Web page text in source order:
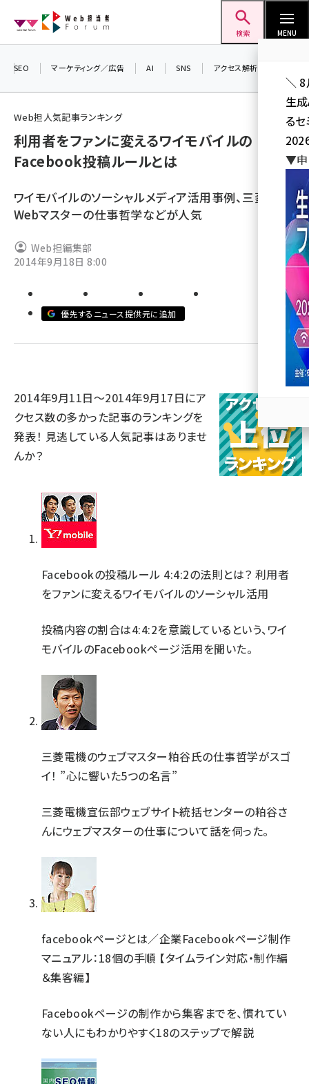
ン
検索 MENU
seo (3538)
youtube (2444)
セミナー (2315)
meo (1281)
SEO マーケティング／広告 AI SNS アクセス解析／データ分析
Web担人気記事ランキング
利用者をファンに変えるワイモバイルの
Facebook投稿ルールとは
ワイモバイルのソーシャルメディア活用事例、三菱電機
Webマスターの仕事哲学などが人気
Web担編集部
2014年9月18日 8:00
優先するニュース提供元に追加
2014年9月11日～2014年9月17日にア
クセス数の多かった記事のランキングを
発表！ 見逃している人気記事はありませ
んか？
Facebookの投稿ルール 4:4:2の法則とは？ 利用者
をファンに変えるワイモバイルのソーシャル活用
投稿内容の割合は4:4:2を意識しているという、ワイ
モバイルのFacebookページ活用を聞いた。
三菱電機のウェブマスター粕谷氏の仕事哲学がスゴ
イ！ ”心に響いた5つの名言”
三菱電機宣伝部ウェブサイト統括センターの粕谷さ
んにウェブマスターの仕事について話を伺った。
facebookページとは／企業Facebookページ制作
マニュアル：18個の手順 【タイムライン対応・制作編
＆集客編】
Facebookページの制作から集客までを、慣れてい
ない人にもわかりやすく18のステップで解説
＼ 8
生
る
▼申